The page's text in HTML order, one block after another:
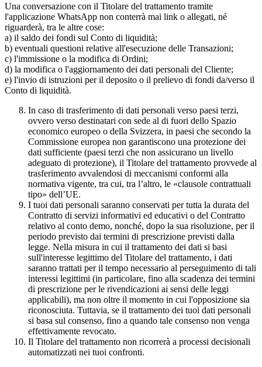
Una conversazione con il Titolare del trattamento tramite
l'applicazione WhatsApp non conterrà mai link o allegati, né
riguarderà, tra le altre cose:
a) il saldo dei fondi sul Conto di liquidità;
b) eventuali questioni relative all'esecuzione delle Transazioni;
c) l'immissione o la modifica di Ordini;
d) la modifica o l'aggiornamento dei dati personali del Cliente;
e) l'invio di istruzioni per il deposito o il prelievo di fondi da/verso il
Conto di liquidità.
In caso di trasferimento di dati personali verso paesi terzi,
ovvero verso destinatari con sede al di fuori dello Spazio
economico europeo o della Svizzera, in paesi che secondo la
Commissione europea non garantiscono una protezione dei
dati sufficiente (paesi terzi che non assicurano un livello
adeguato di protezione), il Titolare del trattamento provvede al
trasferimento avvalendosi di meccanismi conformi alla
normativa vigente, tra cui, tra l’altro, le «clausole contrattuali
tipo» dell’UE.
I tuoi dati personali saranno conservati per tutta la durata del
Contratto di servizi informativi ed educativi o del Contratto
relativo al conto demo, nonché, dopo la sua risoluzione, per il
periodo previsto dai termini di prescrizione previsti dalla
legge. Nella misura in cui il trattamento dei dati si basi
sull'interesse legittimo del Titolare del trattamento, i dati
saranno trattati per il tempo necessario al perseguimento di tali
interessi legittimi (in particolare, fino alla scadenza dei termini
di prescrizione per le rivendicazioni ai sensi delle leggi
applicabili), ma non oltre il momento in cui l'opposizione sia
riconosciuta. Tuttavia, se il trattamento dei tuoi dati personali
si basa sul consenso, fino a quando tale consenso non venga
effettivamente revocato.
Il Titolare del trattamento non ricorrerà a processi decisionali
automatizzati nei tuoi confronti.